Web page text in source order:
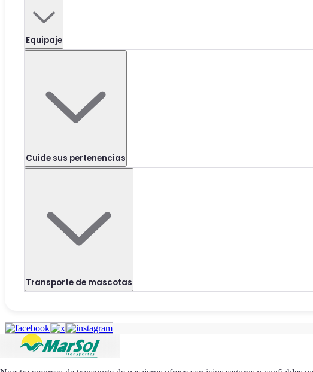
Equipaje
Cuide sus pertenencias
Transporte de mascotas